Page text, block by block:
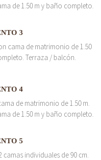
de 1.50 m y baño completo.
3
cama de matrimonio de 1.50
Terraza / balcón.
4
de matrimonio de 1.50 m.
de 1.50 m y baño completo.
5
individuales de 90 cm.